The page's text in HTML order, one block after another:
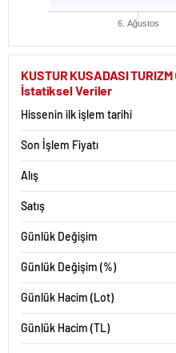
6. Ağustos
KUSTUR KUSADASI
İstatiksel Veriler
Hissenin ilk işlem tarihi
Son İşlem Fiyatı
Alış
Satış
Günlük Değişim
Günlük Değişim (%)
Günlük Hacim (Lot)
Günlük Hacim (TL)